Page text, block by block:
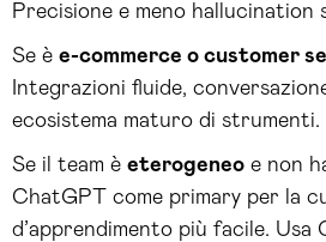
Precisione e meno hallucination
Se è e-commerce o customer
Integrazioni fluide,
ecosistema maturo di strumenti.
Se il team è eterogeneo e non
ChatGPT come primary per la
d’apprendimento più facile. Usa